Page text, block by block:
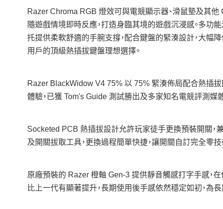
Razer Chroma RGB 燈效可與電競顯示器、滑鼠墊及其
隨遊戲情境即時反應，打造身臨其境的遊戲沉浸感。多
托提供柔軟舒適的手腕支撐，配合鍵盤的緊湊設計，大幅
用戶的頂級熱插拔鍵盤理想選擇。
Razer BlackWidow V4 75% 以 75% 緊湊佈局配合熱插
體驗，已獲 Tom's Guide 測試勝出及多家知名電競評測媒
Socketed PCB 熱插拔設計允許玩家徒手更換預裝開關，
及開關拔取工具，更換過程簡單快捷，讓開關自訂完全零技
原廠預裝的 Razer 橙軸 Gen‑3 提供靜音觸感打字手感，
比上一代有顯著提升，長期使用後手感依然穩定如初，為